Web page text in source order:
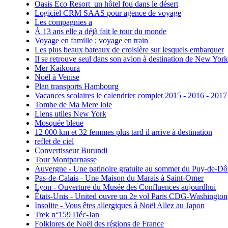
Oasis Eco Resort un hôtel fou dans le désert
Logiciel CRM SAAS pour agence de voyage
Les compagnies a
À 13 ans elle a déjà fait le tour du monde
Voyage en famille ; voyage en train
Les plus beaux bateaux de croisière sur lesquels embarquer
Il se retrouve seul dans son avion à destination de New York
Mer Kaikoura
Noël à Venise
Plan transports Hambourg
Vacances scolaires le calendrier complet 2015 - 2016 -
Tombe de Ma Mere loie
Liens utiles New York
Mosquée bleue
12 000 km et 32 femmes plus tard il arrive à destination
reflet de ciel
Convertisseur Burundi
Tour Montparnasse
Auvergne - Une patinoire gratuite au sommet du Puy-de-
Pas-de-Calais - Une Maison du Marais à Saint-Omer
Lyon - Ouverture du Musée des Confluences aujourdhui
États-Unis - United ouvre un 2e vol Paris CDG-Washington
Insolite - Vous êtes allergiques à Noël Allez au Japon
Trek n°159 Déc-Jan
Folklores de Noël des régions de France